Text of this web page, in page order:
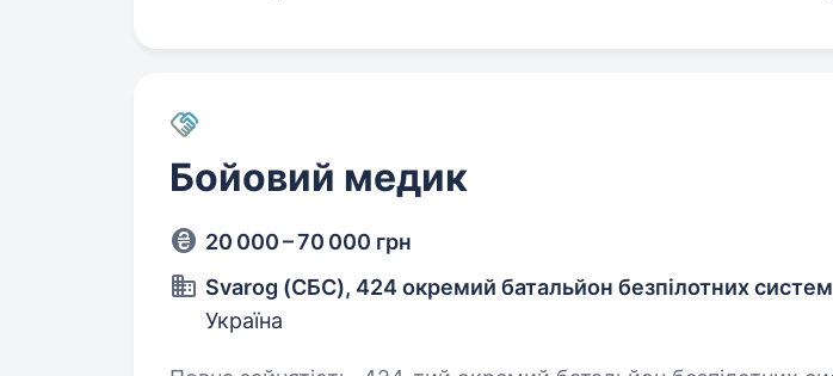
Бойовий медик
20 000 – 70 000 грн
Svarog (СБС), 424 окремий батальйон безпілотних систем
Україна